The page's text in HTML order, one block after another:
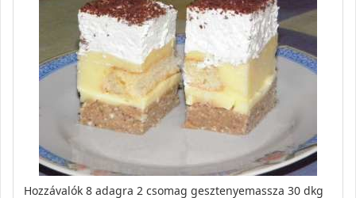
Hozzávalók 8 adagra 2 csomag gesztenyemassza 30 dkg